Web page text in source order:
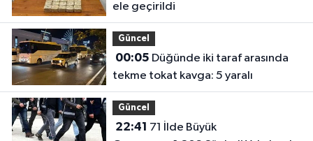
ele geçirildi
Güncel
00:05
tekme tokat kavga: 5 yaralı
Güncel
22:41